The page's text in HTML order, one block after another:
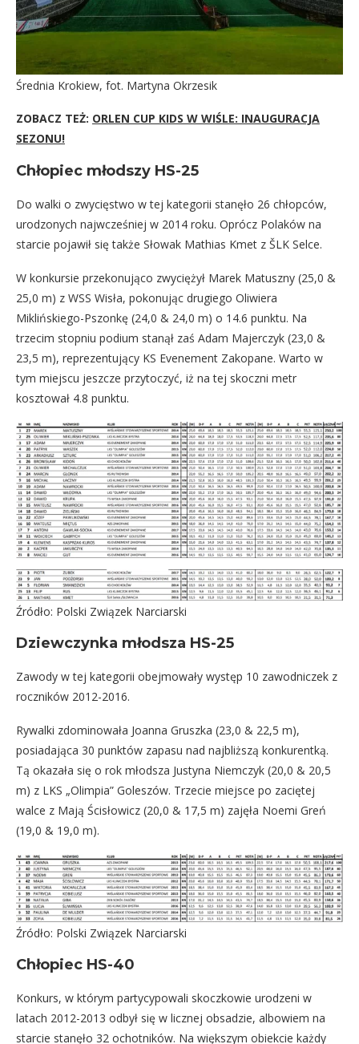
Średnia Krokiew, fot. Martyna Okrzesik
ZOBACZ TEŻ: ORLEN CUP KIDS W WIŚLE: INAUGURACJA
SEZONU!
Chłopiec młodszy HS-25
Do walki o zwycięstwo w tej kategorii stanęło 26 chłopców,
urodzonych najwcześniej w 2014 roku. Oprócz Polaków na
starcie pojawił się także Słowak Mathias Kmet z ŠLK Selce.
W konkursie przekonująco zwyciężył Marek Matuszny (25,0 &
25,0 m) z WSS Wisła, pokonując drugiego Oliwiera
Miklińskiego-Pszonkę (24,0 & 24,0 m) o 14.6 punktu. Na
trzecim stopniu podium stanął zaś Adam Majerczyk (23,0 &
23,5 m), reprezentujący KS Evenement Zakopane. Warto w
tym miejscu jeszcze przytoczyć, iż na tej skoczni metr
kosztował 4.8 punktu.
Źródło: Polski Związek Narciarski
Dziewczynka młodsza HS-25
Zawody w tej kategorii obejmowały występ 10 zawodniczek z
roczników 2012-2016.
Rywalki zdominowała Joanna Gruszka (23,0 & 22,5 m),
posiadająca 30 punktów zapasu nad najbliższą konkurentką.
Tą okazała się o rok młodsza Justyna Niemczyk (20,0 & 20,5
m) z LKS „Olimpia” Goleszów. Trzecie miejsce po zaciętej
walce z Mają Ścisłowicz (20,0 & 17,5 m) zajęła Noemi Greń
(19,0 & 19,0 m).
Źródło: Polski Związek Narciarski
Chłopiec HS-40
Konkurs, w którym partycypowali skoczkowie urodzeni w
latach 2012-2013 odbył się w licznej obsadzie, albowiem na
starcie stanęło 32 ochotników. Na większym obiekcie każdy